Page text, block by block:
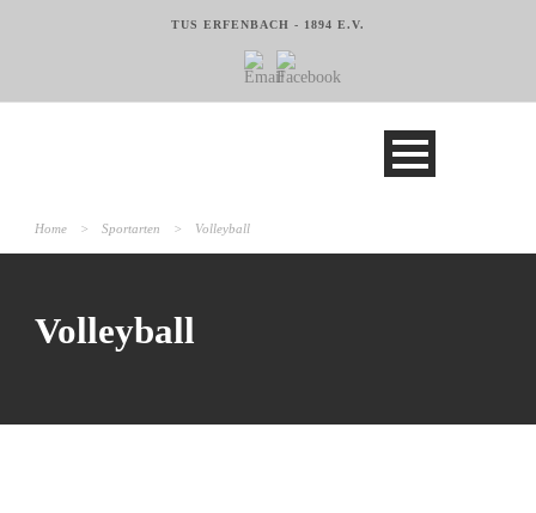
TUS ERFENBACH - 1894 E.V.
Home > Sportarten > Volleyball
Volleyball